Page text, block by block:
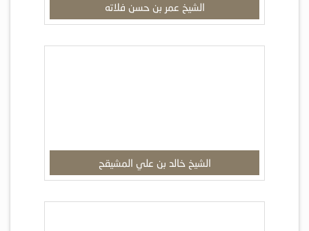
الشيخ عمر بن حسن فلاته
الشيخ خالد بن علي المشيقح